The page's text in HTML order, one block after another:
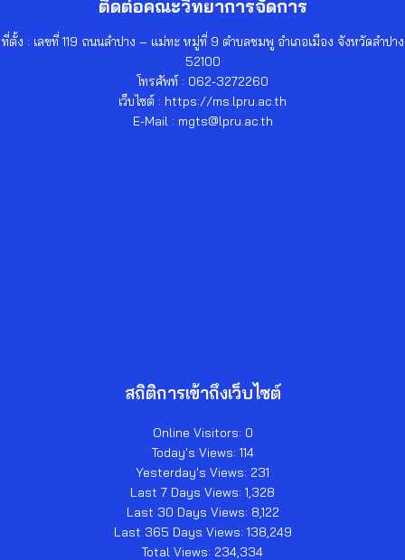
ติดต่อคณะวิทยาการจัดการ
ที่ตั้ง : เลขที่ 119 ถนนลำปาง – แม่ทะ หมู่ที่ 9 ตำบลชมพู อำเภอเมือง จังหวัดลำปาง
52100
โทรศัพท์ : 062-3272260
เว็บไซต์ : https://ms.lpru.ac.th
E-Mail : mgts@lpru.ac.th
สถิติการเข้าถึงเว็บไซต์
Online Visitors: 0
Today's Views: 114
Yesterday's Views: 231
Last 7 Days Views: 1,328
Last 30 Days Views: 8,122
Last 365 Days Views: 138,249
Total Views: 234,334